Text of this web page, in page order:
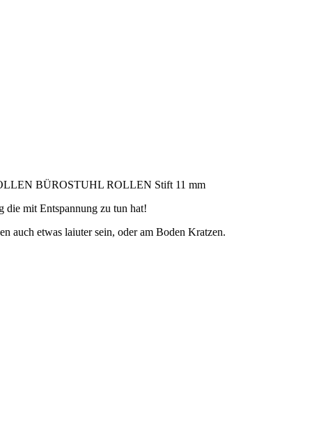
BÜROSTUHL ROLLEN Stift 11 mm
die mit Entspannung zu tun hat!
auch etwas laiuter sein, oder am Boden Kratzen.